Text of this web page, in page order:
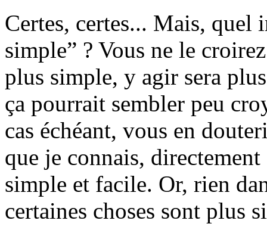
Certes, certes... Mais, quel
simple” ? Vous ne le
plus simple, y agir sera
ça pourrait sembler peu
cas échéant, vous en
que je connais,
simple et facile. Or, rien
certaines choses sont plus